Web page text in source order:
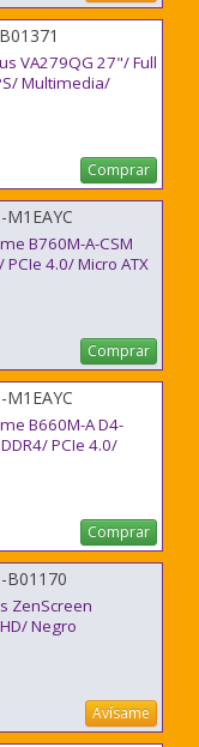
VA279QG 27"/ Full
Multimedia/
Comprar
B760M-A-CSM
4.0/ Micro ATX
Comprar
B660M-A D4-
PCIe 4.0/
Comprar
B01170
ZenScreen
Negro
Avísame